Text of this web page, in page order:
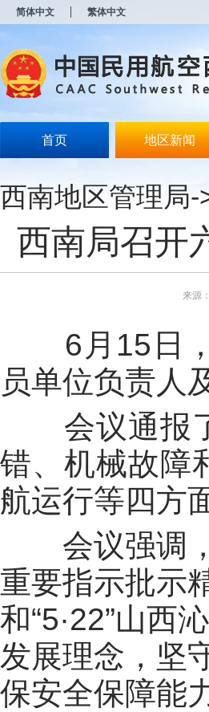
简体中文 繁体中文
首页 地区新闻
西南地区管理局-
西南局召开
来源
6月15日
员单位负责人
会议通报
错、机械故障
航运行等四方
会议强调
重要指示批示
和“5·22”山西
发展理念，坚
保安全保障能
开
无
障
说
Alt
加